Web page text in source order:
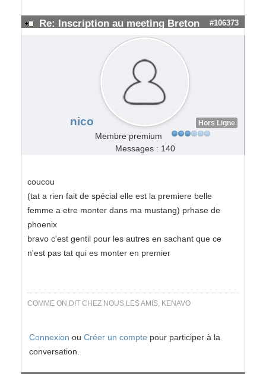
Re: Inscription au meeting Breton #106373
nico Hors Ligne
Membre premium
Messages : 140
coucou
(tat a rien fait de spécial elle est la premiere belle
femme a etre monter dans ma mustang) prhase de
phoenix
bravo c'est gentil pour les autres en sachant que ce
n'est pas tat qui es monter en premier
COMME ON DIT CHEZ NOUS LES AMIS, KENAVO
Connexion ou Créer un compte pour participer à la
conversation.